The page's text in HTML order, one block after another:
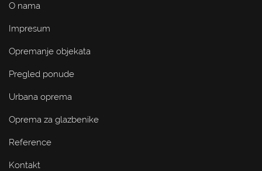
O nama
Impresum
Opremanje objekata
Pregled ponude
Urbana oprema
Oprema za glazbenike
Reference
Kontakt